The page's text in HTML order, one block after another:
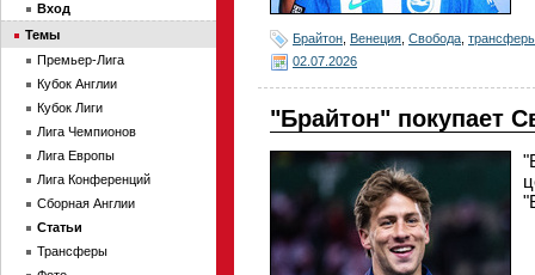
Брайтон Венеция Свобода
02.07.2026
"Брайтон" покупает
Вход
Темы
Премьер-Лига
Кубок Англии
Кубок Лиги
Лига Чемпионов
Лига Европы
Лига Конференций
Сборная Англии
Статьи
Трансферы